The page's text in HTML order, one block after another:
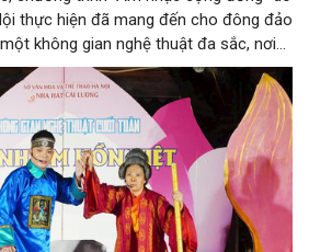
thực hiện đã mang đến cho đông đảo
không gian nghệ thuật đa sắc, nơi
ca cổ, tân cổ và các tiết mục múa
gian của phố đi bộ hồ Hoàn Kiếm. Đặc
lưu của các nghệ sĩ đến từ
nên cuộc gặp gỡ nghệ thuật giàu